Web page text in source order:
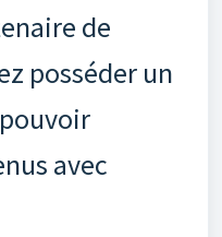
de
posséder un
avec